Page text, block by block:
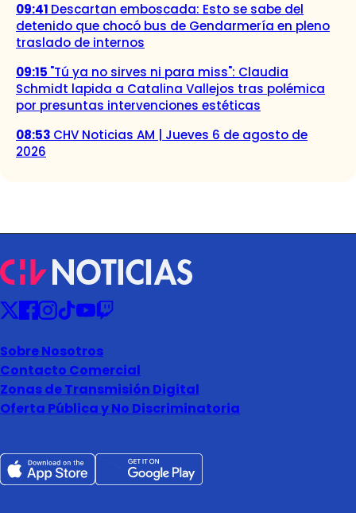
09:41 Descartan emboscada: Esto se sabe del
detenido que chocó bus de Gendarmería en pleno
traslado de internos
09:15 "Tú ya no sirves ni para miss": Claudia
Schmidt lapida a Catalina Vallejos tras polémica
por presuntas intervenciones estéticas
08:53 CHV Noticias AM | Jueves 6 de agosto de
2026
Sobre Nosotros
Contacto Comercial
Zonas de Transmisión Digital
Oferta Pública y No Discriminatoria